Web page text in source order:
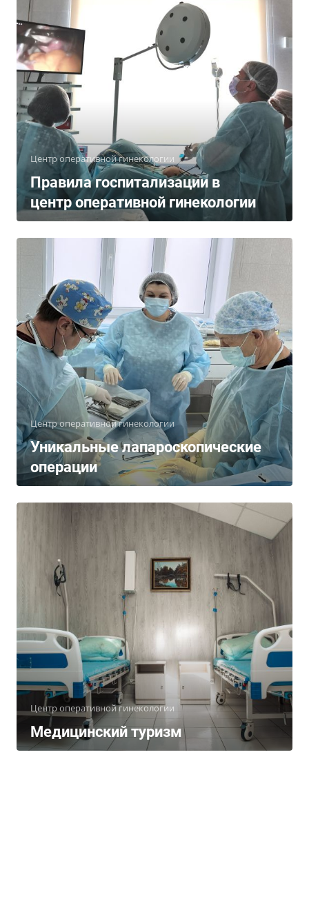
Центр оперативной гинекологии
Правила госпитализации в
центр оперативной гинекологии
Центр оперативной гинекологии
Уникальные лапароскопические
операции
Центр оперативной гинекологии
Медицинский туризм